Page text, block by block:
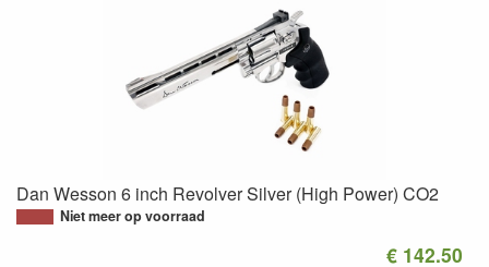
Dan Wesson 6 inch Revolver Silver (High Power) CO2
Niet meer op voorraad
€ 142.50